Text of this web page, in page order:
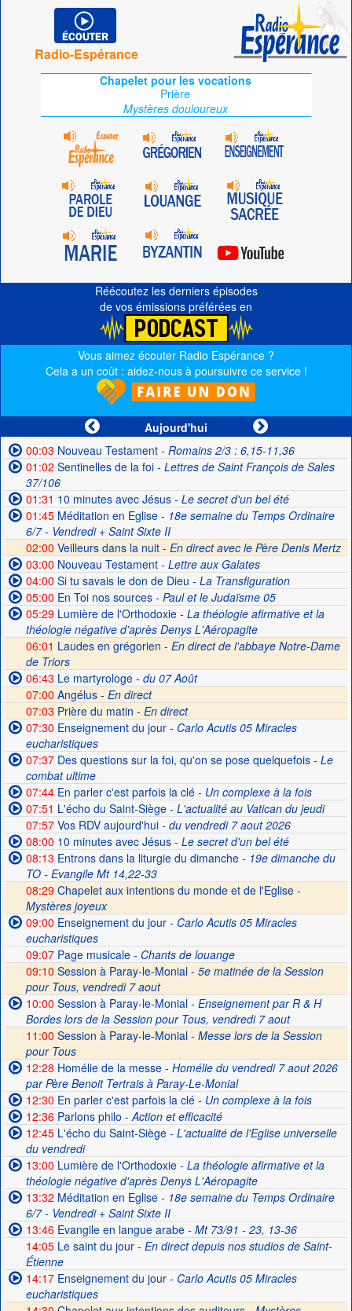
Radio-Espérance
Chapelet pour les vocations
Prière
Mystères douloureux
Réécoutez les derniers épisodes
de vos émissions préférées en
Vous aimez écouter Radio Espérance ?
Cela a un coût : aidez-nous à poursuivre ce service !
Aujourd'hui
00:03 Nouveau Testament- Romains 2/3 : 6,15-11,36
01:02 Sentinelles de la foi- Lettres de Saint François de Sales
37/106
01:31 10 minutes avec Jésus- Le secret d'un bel été
01:45Méditation en Eglise- 18e semaine du Temps Ordinaire
6/7 - Vendredi + Saint Sixte II
02:00 Veilleurs dans la nuit - En direct avec le Père Denis Mertz
03:00 Nouveau Testament- Lettre aux Galates
04:00 Si tu savais le don de Dieu - La Transfiguration
05:00 En Toi nos sources- Paul et le Judaïsme 05
05:29Lumière de l'Orthodoxie- La théologie afirmative et la
théologie négative d'après Denys L'Aéropagite
06:01 Laudes en grégorien - En direct de l'abbaye Notre-Dame
de Triors
06:43 Le martyrologe- du 07 Août
07:00 Angélus - En direct
07:03 Prière du matin - En direct
07:30 Enseignement du jour- Carlo Acutis 05 Miracles
eucharistiques
07:37Des questions sur la foi, qu'on se pose quelquefois- Le
combat ultime
07:44En parler c'est parfois la clé- Un complexe à la fois
07:51 L'écho du Saint-Siège- L'actualité au Vatican du jeudi
07:57Vos RDV aujourd'hui- du vendredi 7 aout 2026
08:00 10 minutes avec Jésus- Le secret d'un bel été
08:13 Entrons dans la liturgie du dimanche- 19e dimanche du
TO - Evangile Mt 14,22-33
08:29 Chapelet aux intentions du monde et de l'Eglise -
Mystères joyeux
09:00 Enseignement du jour- Carlo Acutis 05 Miracles
eucharistiques
09:07Page musicale- Chants de louange
09:10 Session à Paray-le-Monial - 5e matinée de la Session
pour Tous, vendredi 7 aout
10:00 Session à Paray-le-Monial- Enseignement par R & H
Bordes lors de la Session pour Tous, vendredi 7 aout
11:00 Session à Paray-le-Monial - Messe lors de la Session
pour Tous
12:28 Homélie de la messe- Homélie du vendredi 7 aout 2026
par Père Benoit Tertrais à Paray-Le-Monial
12:30 En parler c'est parfois la clé- Un complexe à la fois
12:36Parlons philo - Action et efficacité
12:45L'écho du Saint-Siège- L'actualité de l'Eglise universelle
du vendredi
13:00 Lumière de l'Orthodoxie- La théologie afirmative et la
théologie négative d'après Denys L'Aéropagite
13:32 Méditation en Eglise- 18e semaine du Temps Ordinaire
6/7 - Vendredi + Saint Sixte II
13:46Evangile en langue arabe- Mt 73/91 - 23, 13-36
14:05Le saint du jour- En direct depuis nos studios de Saint-
Étienne
14:17Enseignement du jour- Carlo Acutis 05 Miracles
eucharistiques